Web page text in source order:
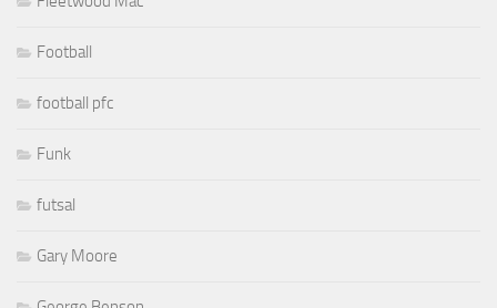
Football
football pfc
Funk
futsal
Gary Moore